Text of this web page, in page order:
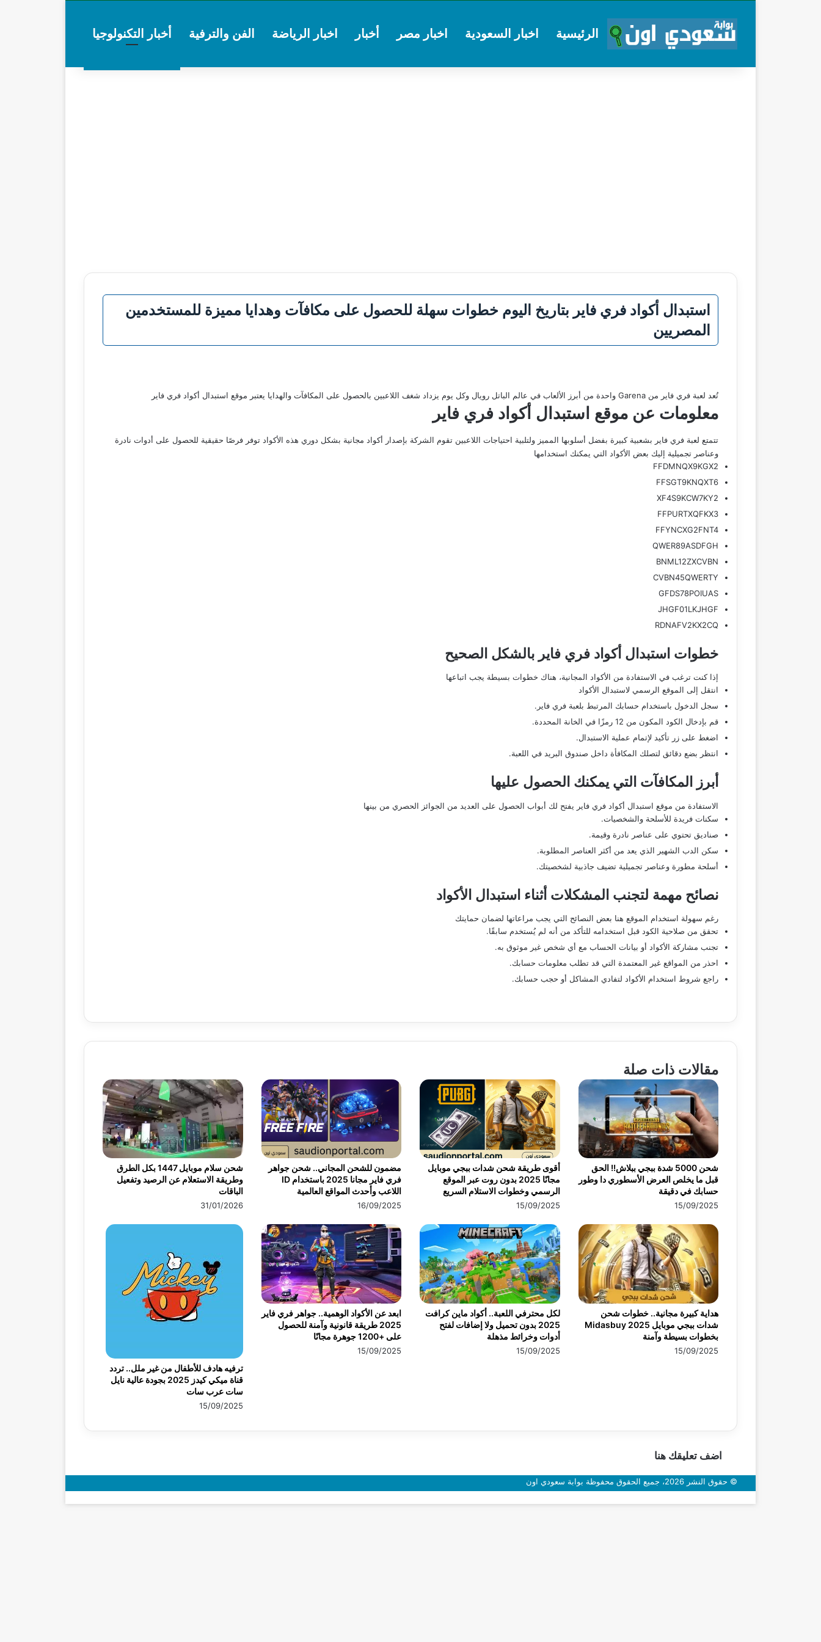
الرئيسية اخبار السعودية اخبار مصر أخبار اخبار الرياضة الفن والترفية أخبار التكنولوجيا
استبدال أكواد فري فاير بتاريخ اليوم خطوات سهلة للحصول على مكافآت وهدايا مميزة للمستخدمين
المصريين
تُعد لعبة فري فاير من Garena واحدة من أبرز الألعاب في عالم الباتل رويال وكل يوم يزداد شغف اللاعبين بالحصول على المكافآت والهدايا يعتبر موقع استبدال أكواد فري فاير
معلومات عن موقع استبدال أكواد فري فاير
تتمتع لعبة فري فاير بشعبية كبيرة بفضل أسلوبها المميز ولتلبية احتياجات اللاعبين تقوم الشركة بإصدار أكواد مجانية بشكل دوري هذه الأكواد توفر فرصًا حقيقية للحصول على أدوات نادرة
وعناصر تجميلية إليك بعض الأكواد التي يمكنك استخدامها
FFDMNQX9KGX2
FFSGT9KNQXT6
XF4S9KCW7KY2
FFPURTXQFKX3
FFYNCXG2FNT4
QWER89ASDFGH
BNML12ZXCVBN
CVBN45QWERTY
GFDS78POIUAS
JHGF01LKJHGF
RDNAFV2KX2CQ
خطوات استبدال أكواد فري فاير بالشكل الصحيح
إذا كنت ترغب في الاستفادة من الأكواد المجانية، هناك خطوات بسيطة يجب اتباعها
انتقل إلى الموقع الرسمي لاستبدال الأكواد
سجل الدخول باستخدام حسابك المرتبط بلعبة فري فاير.
قم بإدخال الكود المكون من 12 رمزًا في الخانة المحددة.
اضغط على زر تأكيد لإتمام عملية الاستبدال.
انتظر بضع دقائق لتصلك المكافأة داخل صندوق البريد في اللعبة.
أبرز المكافآت التي يمكنك الحصول عليها
الاستفادة من موقع استبدال أكواد فري فاير يفتح لك أبواب الحصول على العديد من الجوائز الحصري من بينها
سكنات فريدة للأسلحة والشخصيات.
صناديق تحتوي على عناصر نادرة وقيمة.
سكن الدب الشهير الذي يعد من أكثر العناصر المطلوبة.
أسلحة مطورة وعناصر تجميلية تضيف جاذبية لشخصيتك.
نصائح مهمة لتجنب المشكلات أثناء استبدال الأكواد
رغم سهولة استخدام الموقع هنا بعض النصائح التي يجب مراعاتها لضمان حمايتك
تحقق من صلاحية الكود قبل استخدامه للتأكد من أنه لم يُستخدم سابقًا.
تجنب مشاركة الأكواد أو بيانات الحساب مع أي شخص غير موثوق به.
احذر من المواقع غير المعتمدة التي قد تطلب معلومات حسابك.
راجع شروط استخدام الأكواد لتفادي المشاكل أو حجب حسابك.
مقالات ذات صلة
شحن سلام موبايل 1447 بكل الطرق
وطريقة الاستعلام عن الرصيد وتفعيل
الباقات
31/01/2026
مضمون للشحن المجاني.. شحن جواهر
فري فاير مجانا 2025 باستخدام ID
اللاعب وأحدث المواقع العالمية
16/09/2025
أقوى طريقة شحن شدات ببجي موبايل
مجانًا 2025 بدون روت عبر الموقع
الرسمي وخطوات الاستلام السريع
15/09/2025
شحن 5000 شدة ببجي ببلاش!! الحق
قبل ما يخلص العرض الأسطوري دا وطور
حسابك في دقيقة
15/09/2025
ترفيه هادف للأطفال من غير ملل.. تردد
قناة ميكي كيدز 2025 بجودة عالية نايل
سات عرب سات
15/09/2025
ابعد عن الأكواد الوهمية.. جواهر فري فاير
2025 طريقة قانونية وآمنة للحصول
على +1200 جوهرة مجانًا
15/09/2025
لكل محترفي اللعبة.. أكواد ماين كرافت
2025 بدون تحميل ولا إضافات لفتح
أدوات وخرائط مذهلة
15/09/2025
هداية كبيرة مجانية.. خطوات شحن
شدات ببجي موبايل 2025 Midasbuy
بخطوات بسيطة وآمنة
15/09/2025
اضف تعليقك هنا
© حقوق النشر 2026، جميع الحقوق محفوظة بوابة سعودي اون